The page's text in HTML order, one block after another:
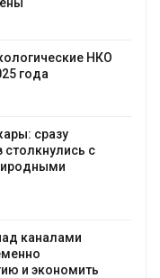
НКО
года
сразу
столкнулись с
каналами
и экономить